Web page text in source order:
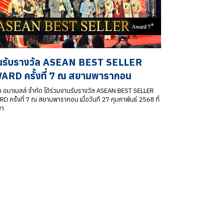
บรางวัล ASEAN BEST SELLER
ครั้งที่ 7 ณ สยามพารากอน
มาเบลล์ จำกัด ได้ร่วมงานรับรางวัล ASEAN BEST SELLER
ครั้งที่ 7 ณ สยามพารากอน เมื่อวันที 27 กุมภาพันธ์ 2568 ที่